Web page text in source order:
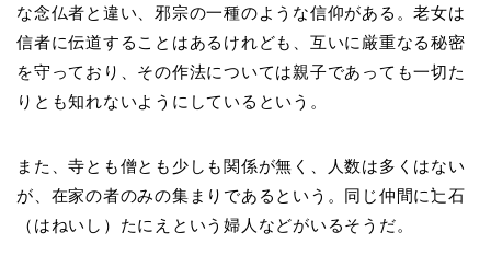
な念仏者と違い、邪宗の一種のような信仰がある。老女は
信者に伝道することはあるけれども、互いに厳重なる秘密
を守っており、その作法については親子であっても一切た
りとも知れないようにしているという。
また、寺とも僧とも少しも関係が無く、人数は多くはない
が、在家の者のみの集まりであるという。同じ仲間に辷石
（はねいし）たにえという婦人などがいるそうだ。